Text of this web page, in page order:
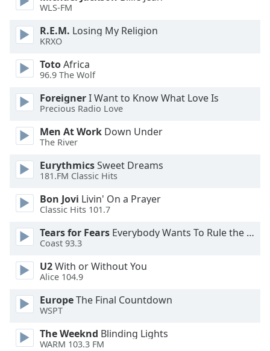
window.
Escape
cancel
close
Color
Opacity
Text
Background
Color
Opacity
Caption
Area
WLS-FM
R.E.M. Losing My Religion
KRXO
TotoAfrica
96.9 The Wolf
ForeignerI Want to Know What Love Is
Precious Radio Love
Men At Work Down Under
The River
EurythmicsSweet Dreams
181.FM Classic Hits
Bon Jovi Livin' On a Prayer
Classic Hits 101.7
Tears for Fears Everybody Wants To Rule the World
Coast 93.3
U2With or Without You
Alice 104.9
EuropeThe Final Countdown
WSPT
The Weeknd Blinding Lights
WARM 103.3 FM